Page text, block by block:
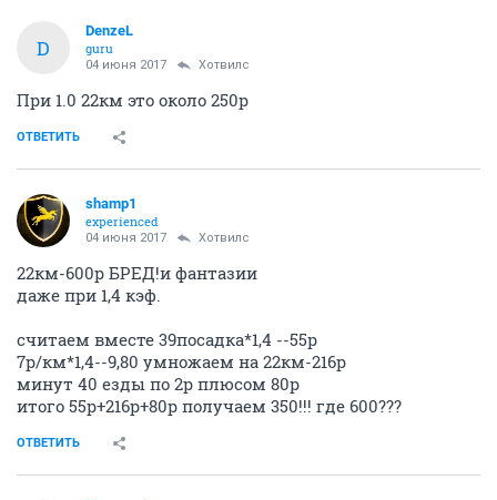
D
DenzeL
guru
04 июня 2017 Хотвилс
При 1.0 22км это около 250р
ОТВЕТИТЬ
shamp1
experienced
04 июня 2017 Хотвилс
22км-600р БРЕД!и фантазии
даже при 1,4 кэф.
считаем вместе 39посадка*1,4 --55р
7р/км*1,4--9,80 умножаем на 22км-216р
минут 40 езды по 2р плюсом 80р
итого 55р+216р+80р получаем 350!!! где 600???
ОТВЕТИТЬ